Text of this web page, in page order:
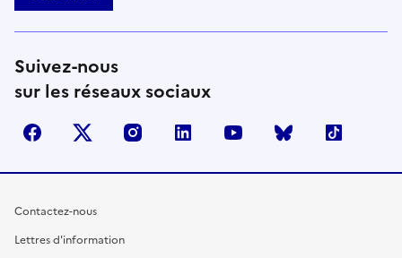
Suivez-nous
sur les réseaux sociaux
facebook X (anciennement Twitter)
instagramlinkedin youtube Bluesky
Contactez-nous
Lettres d'information